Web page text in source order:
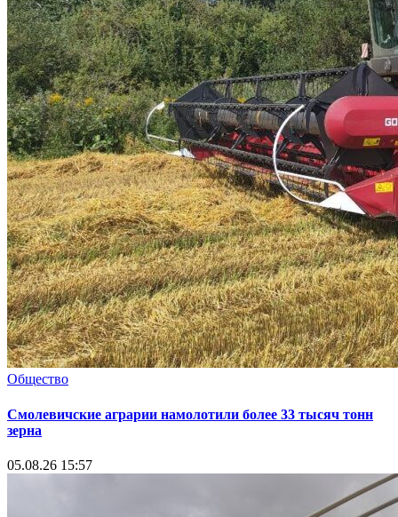
Общество
Смолевичские аграрии намолотили более 33 тысяч тонн
зерна
05.08.26 15:57